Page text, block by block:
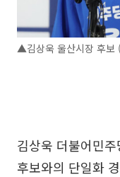
▲김상욱 울산시장 후보
김상욱 더불어민
후보와의 단일화